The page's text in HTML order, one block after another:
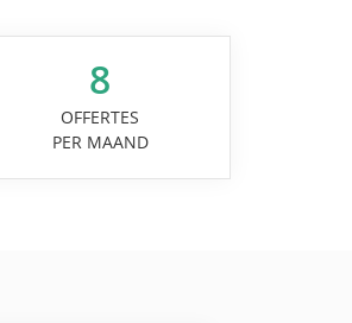
8
OFFERTES
PER MAAND